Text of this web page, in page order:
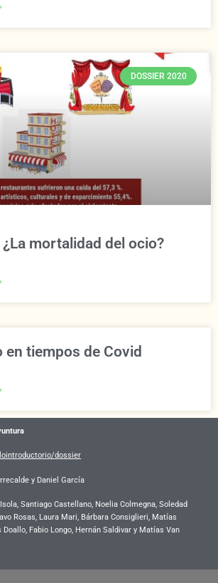
DOSSIER 2020
¿La mortalidad del ocio?
en tiempos de Covid
dossier
y Daniel García
Santiago Castellano, Noelia Colmegna, Soledad
Rosas, Laura Mari, Bárbara Consiglieri, Matías
Doallo, Fabio Longo, Hernán Saldivar y Matías Van